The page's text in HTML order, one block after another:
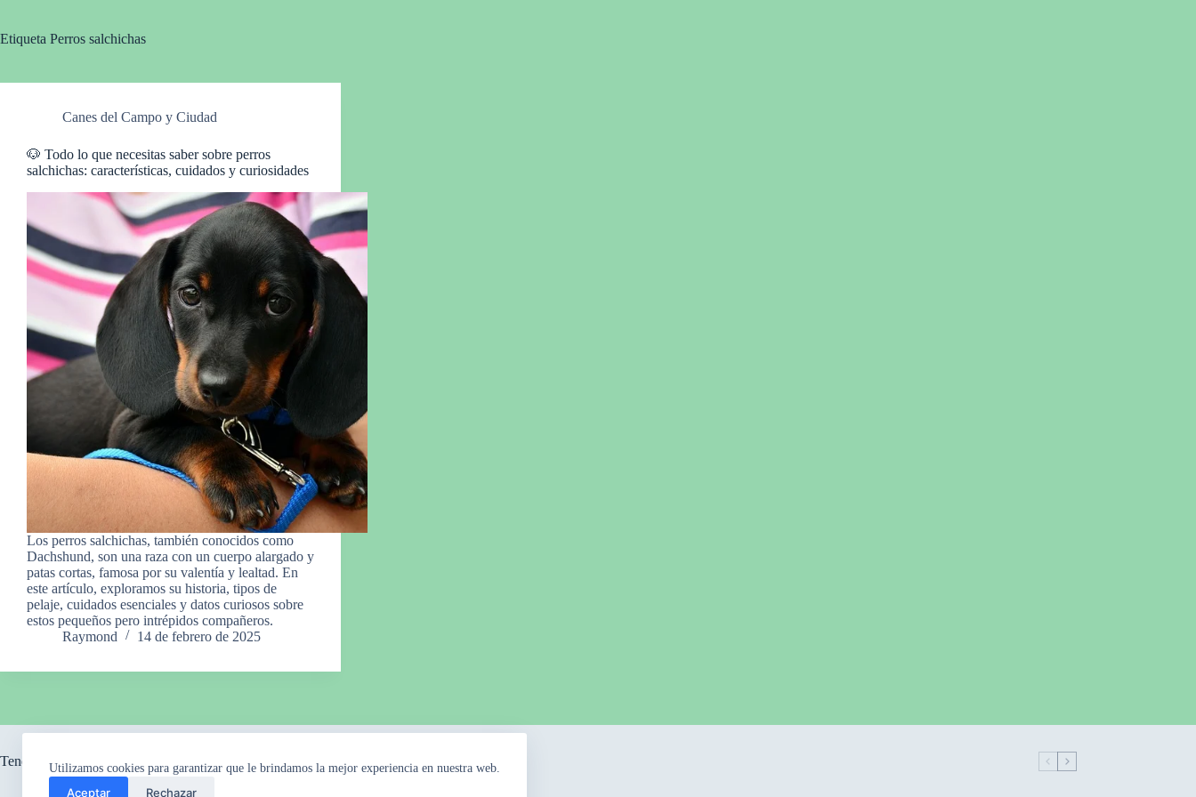
Utilizamos cookies para garantizar que le brindamos la mejor experiencia en nuestra web.
Aceptar Rechazar
Etiqueta Perros salchichas
Canes del Campo y Ciudad
🐶 Todo lo que necesitas saber sobre perros
salchichas: características, cuidados y curiosidades
Los perros salchichas, también conocidos como
Dachshund, son una raza con un cuerpo alargado y
patas cortas, famosa por su valentía y lealtad. En
este artículo, exploramos su historia, tipos de
pelaje, cuidados esenciales y datos curiosos sobre
estos pequeños pero intrépidos compañeros.
Raymond
14 de febrero de 2025
Tendencia ahora